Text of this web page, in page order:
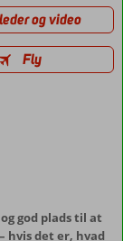
og video
Fly
god plads til at
hvis det er, hvad